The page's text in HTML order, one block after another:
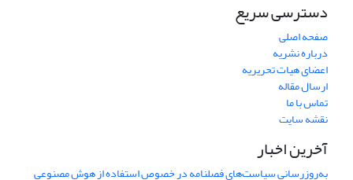
دسترسی سریع
صفحه اصلی
درباره نشریه
اعضای هیات تحریریه
ارسال مقاله
تماس با ما
نقشه سایت
آخرین اخبار
به‌روزرسانی سیاست‌های فصلنامه در خصوص استفاده از هوش مصنوعی